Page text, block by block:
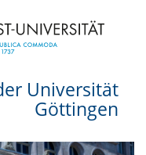
Universität
Göttingen